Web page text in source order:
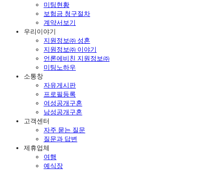
미팅현황
보험금 청구절차
계약서보기
우리이야기
지원정보㈜ 성혼
지원정보㈜ 이야기
언론에비친 지원정보㈜
미팅노하우
소통창
자유게시판
프로필등록
여성공개구혼
남성공개구혼
고객센터
자주 묻는 질문
질문과 답변
제휴업체
여행
예식장